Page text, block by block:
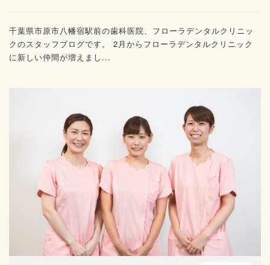
千葉県市原市八幡宿駅前の歯科医院、フローラデンタルクリニッ
クのスタッフブログです。 2月からフローラデンタルクリニック
に新しい仲間が増えまし...